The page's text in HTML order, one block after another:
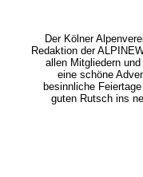
Der Kölner
Redaktion der
allen Mitgliedern und
eine schöne
besinnliche
guten Rutsch ins